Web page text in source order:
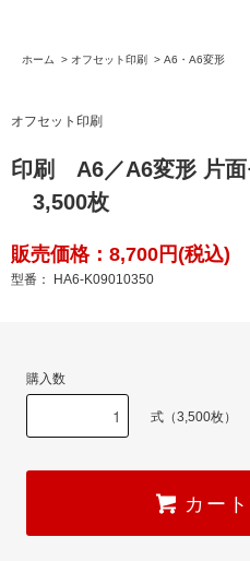
ホーム > オフセット印刷 > A6・A6変形
オフセット印刷
印刷 A6／A6変形 片面
3,500枚
販売価格：8,700円(税込)
型番： HA6-K09010350
購入数
式（3,500枚）
カー